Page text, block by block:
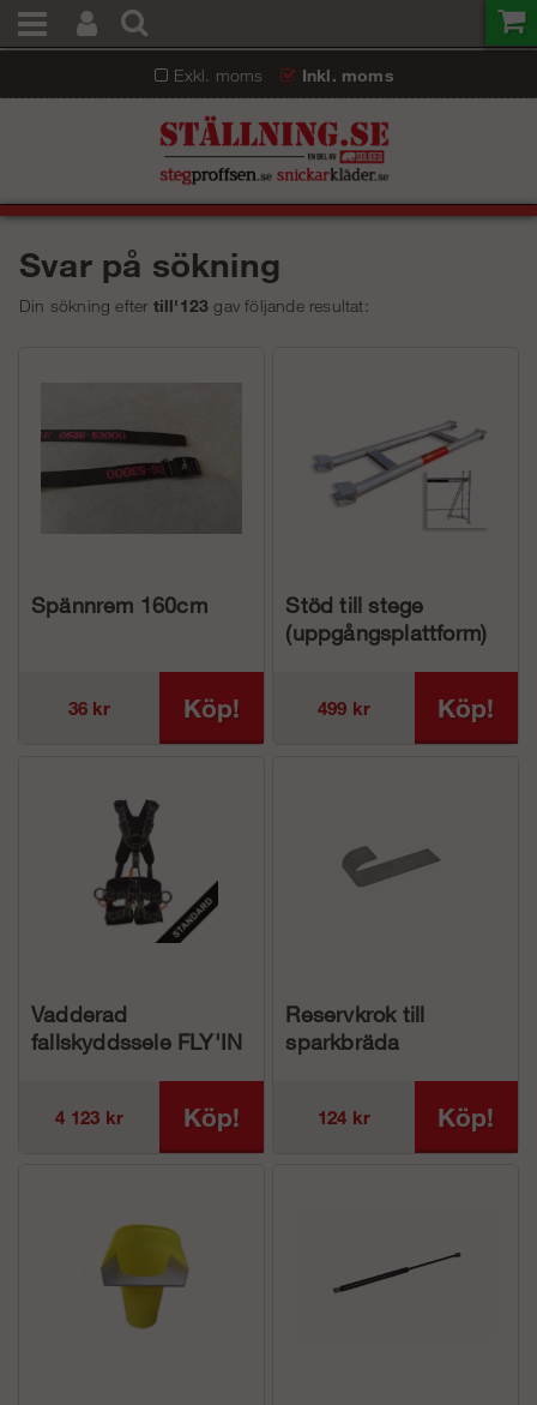
Exkl. moms Inkl. moms
Svar på sökning
Din sökning efter till'123 gav följande resultat:
Spännrem 160cm
36 kr Köp!
Stöd till stege
(uppgångsplattform)
499 kr Köp!
Vadderad
fallskyddssele FLY'IN
4 123 kr Köp!
Reservkrok till
sparkbräda
124 kr Köp!